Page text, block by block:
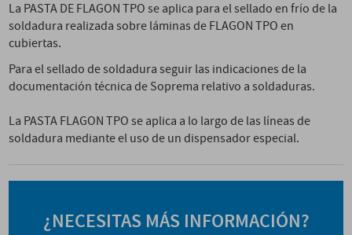
La PASTA DE FLAGON TPO se aplica para el sellado en frío de la
soldadura realizada sobre láminas de FLAGON TPO en
cubiertas.
Para el sellado de soldadura seguir las indicaciones de la
documentación técnica de Soprema relativo a soldaduras.
La PASTA FLAGON TPO se aplica a lo largo de las líneas de
soldadura mediante el uso de un dispensador especial.
¿NECESITAS MÁS INFORMACIÓN?